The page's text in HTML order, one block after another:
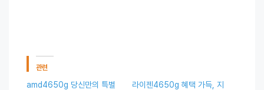
관련
amd4650g 당신만의 특별
라이젠4650g 혜택 가득, 지